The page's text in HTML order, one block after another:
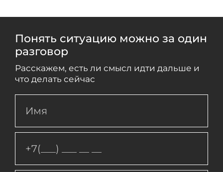
Понять ситуацию можно за один
разговор
Расскажем, есть ли смысл идти дальше и
что делать сейчас